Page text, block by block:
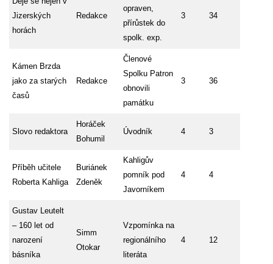
Jizerských
horách
Redakce
opraven,
přírůstek do
spolk. exp.
3 34
Kámen Brzda
jako za starých
časů
Redakce
Členové
Spolku Patron
obnovili
památku
3 36
Slovo redaktora
Horáček
Bohumil
Úvodník 4 3
Příběh učitele
Roberta Kahliga
Buriánek
Zdeněk
Kahligův
pomník pod
Javorníkem
4 4
Gustav Leutelt
– 160 let od
narození
básníka
Simm
Otokar
Vzpomínka na
regionálního
literáta
4 12